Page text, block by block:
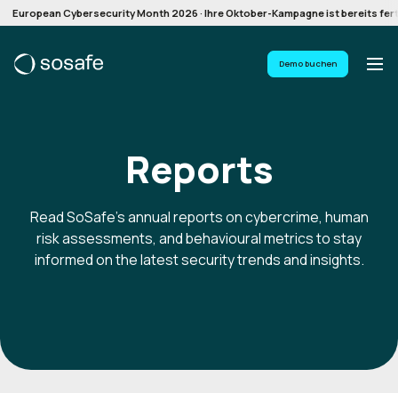
European Cybersecurity Month 2026 · Ihre Oktober-Kampagne ist bereits
Demo buchen
Reports
Read SoSafe’s annual reports on cybercrime, human
risk assessments, and behavioural metrics to stay
informed on the latest security trends and insights.